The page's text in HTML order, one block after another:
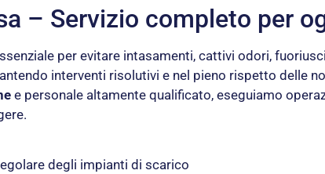
– Servizio completo per
per evitare intasamenti, cattivi odori,
interventi risolutivi e nel pieno rispetto delle
e personale altamente qualificato, eseguiamo
degli impianti di scarico